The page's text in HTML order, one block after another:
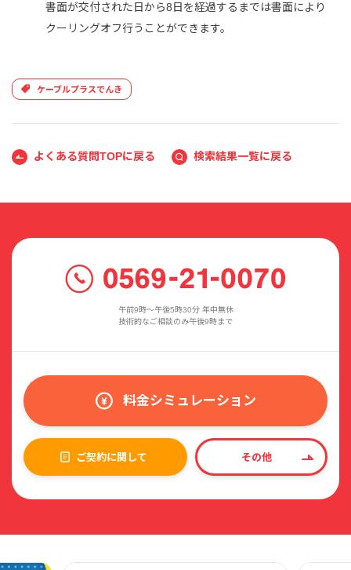
書面が交付された日から8日を経過するまでは書面により
クーリングオフ行うことができます。
ケーブルプラスでんき
よくある質問TOPに戻る 検索結果一覧に戻る
午前9時〜午後5時30分 年中無休
技術的なご相談のみ午後9時まで
料金シミュレーション
ご契約に関して その他